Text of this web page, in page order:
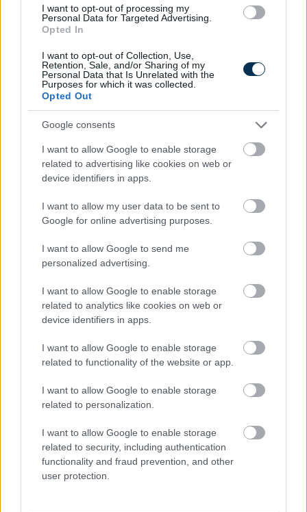
I want to opt-out of processing my
Personal Data for Targeted Advertising.
Opted In
I want to opt-out of Collection, Use,
Retention, Sale, and/or Sharing of my
Personal Data that Is Unrelated with the
Purposes for which it was collected.
Opted Out
Google consents
I want to allow Google to enable storage
related to advertising like cookies on web or
device identifiers in apps.
I want to allow my user data to be sent to
Google for online advertising purposes.
I want to allow Google to send me
personalized advertising.
I want to allow Google to enable storage
related to analytics like cookies on web or
device identifiers in apps.
I want to allow Google to enable storage
related to functionality of the website or app.
I want to allow Google to enable storage
related to personalization.
I want to allow Google to enable storage
related to security, including authentication
functionality and fraud prevention, and other
user protection.
előértékesítést!
6. 5thScape (5SCAPE) – A VR
ökoszisztéma
megreformálója
Egyre nagyobb teret hódít a VR, ami nem
meglepő, hiszen a technológia egyszerre
forradalmi és szórakoztató. A5thScape
(5SCAPE)projekt célja azonban, hogy még
izgalmasabbá tegye!
A virtuális valóság egyesíti a lélegzetelállító
játékélményt és a legújabb technológiát. A VR
világban a játékosok kedvük szerint
játszanak.
A 5thScape vágya, hogy oroszlánrészt vállaljon
a VR népszerűsítésében, közben pedig